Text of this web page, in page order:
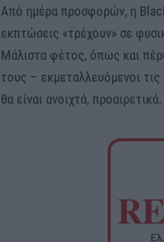
Από ημέρα προσφορών, η
εκπτώσεις «τρέχουν» σε
Μάλιστα φέτος, όπως και
τους – εκμεταλλευόμενοι
θα είναι ανοιχτά, προαιρετικά.